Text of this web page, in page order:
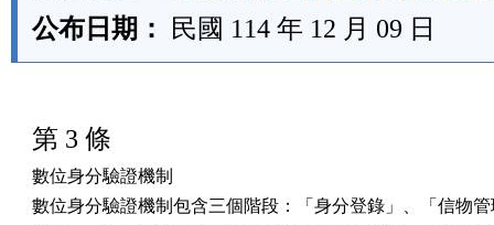
公布日期：
民國 114 年 12 月 09 日
第 3 條
數位身分驗證機制
數位身分驗證機制包含三個階段：「身分登錄」、「信物